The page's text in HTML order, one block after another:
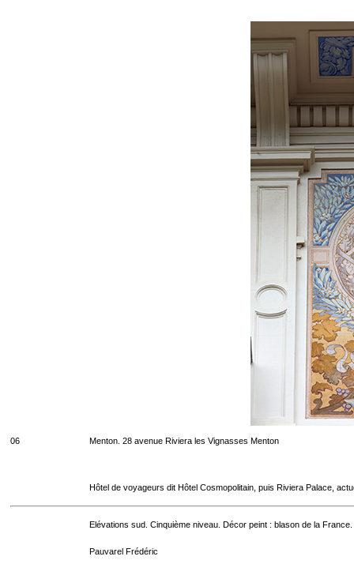
06 Menton. 28 avenue Riviera les Vignasses Menton
Hôtel de voyageurs dit Hôtel Cosmopolitain, puis Riviera Palace,
Elévations sud. Cinquième niveau. Décor peint : blason de la France.
Pauvarel Frédéric